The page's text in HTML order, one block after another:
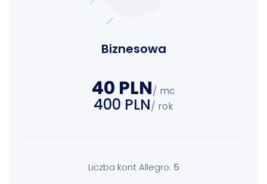
Biznesowa
40 PLN/ mc
400 PLN/ rok
Liczba kont Allegro: 5